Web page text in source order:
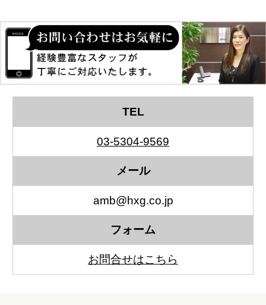
TEL
03-5304-9569
メール
amb@hxg.co.jp
フォーム
お問合せはこちら